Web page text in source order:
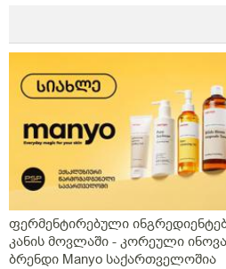
ფერმენტირებული
კანის მოვლაში - კორეული
ბრენდი Manyo საქართველოშია